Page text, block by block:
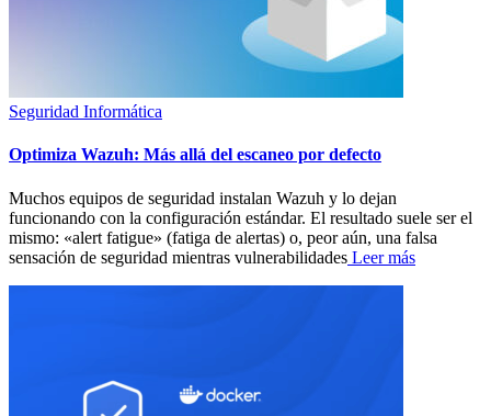
Seguridad Informática
Optimiza Wazuh: Más allá del escaneo por defecto
Muchos equipos de seguridad instalan Wazuh y lo dejan
funcionando con la configuración estándar. El resultado suele ser el
mismo: «alert fatigue» (fatiga de alertas) o, peor aún, una falsa
sensación de seguridad mientras vulnerabilidades Leer más